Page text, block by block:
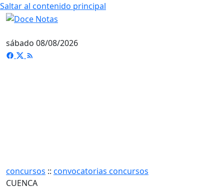
Saltar al contenido principal
sábado 08/08/2026
concursos :: convocatorias concursos
CUENCA